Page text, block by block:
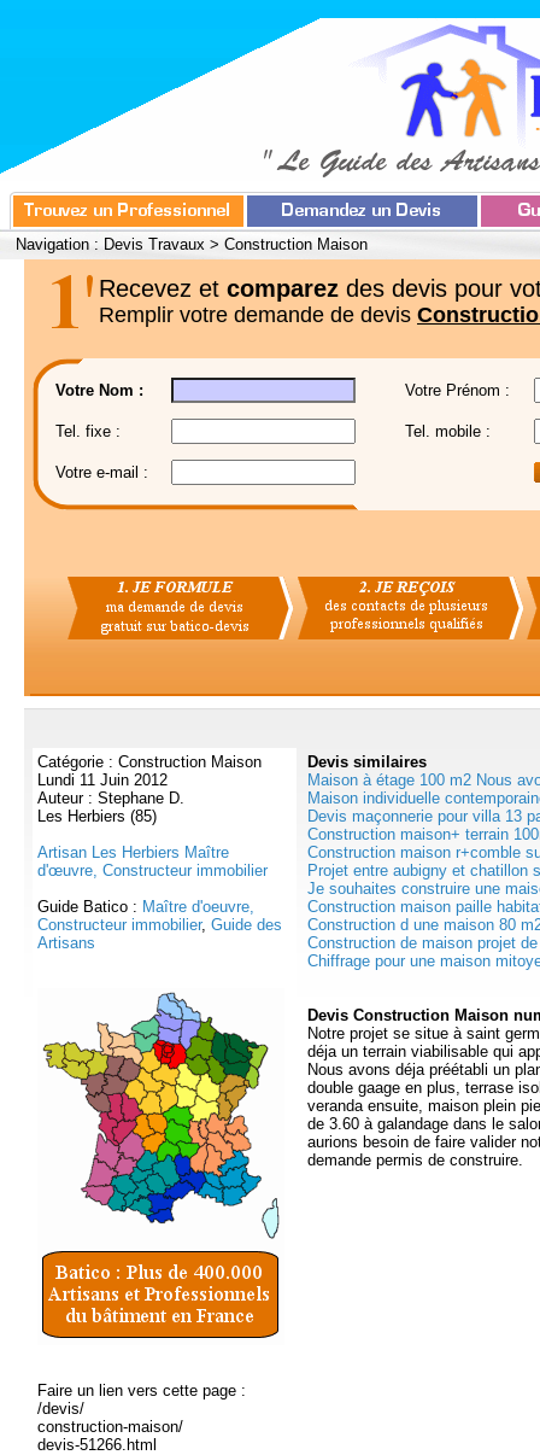
Navigation : Devis Travaux > Construction Maison
Recevez et comparez des devis pour
Remplir votre demande de devis
Votre Nom : Votre Prénom :
Tel. fixe : Tel. mobile :
Votre e-mail :
Catégorie : Construction Maison
Lundi 11 Juin 2012
Auteur : Stephane D.
Les Herbiers (85)
Artisan Les Herbiers Maître
d'œuvre, Constructeur immobilier
Guide Batico : Maître d'oeuvre,
Constructeur immobilier, Guide des
Artisans
Faire un lien vers cette page :
/devis/
construction-maison/
devis-51266.html
Devis similaires
Maison à étage 100 m2 Nous
Maison individuelle
Devis maçonnerie pour villa 13
Construction maison+ terrain
Construction maison r+comble
Projet entre aubigny et chatillon
Je souhaites construire une
Construction maison paille
Construction d une maison 80
Construction de maison projet
Chiffrage pour une maison
Devis Construction Maison
Notre projet se situe à saint
déja un terrain viabilisable qui
Nous avons déja préétabli un
double gaage en plus, terrase
veranda ensuite, maison plein
de 3.60 à galandage dans le
aurions besoin de faire valider
demande permis de construire.